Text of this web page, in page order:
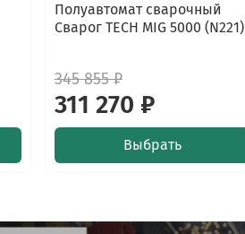
Полуавтомат сварочный
Сварог TECH MIG 5000 (N221)
345 855 ₽
311 270 ₽
Выбрать